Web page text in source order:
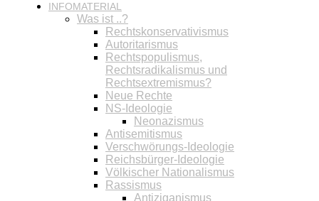
INFOMATERIAL
Was ist ..?
Rechtskonservativismus
Autoritarismus
Rechtspopulismus,
Rechtsradikalismus und
Rechtsextremismus?
Neue Rechte
NS-Ideologie
Neonazismus
Antisemitismus
Verschwörungs-Ideologie
Reichsbürger-Ideologie
Völkischer Nationalismus
Rassismus
Antiziganismus